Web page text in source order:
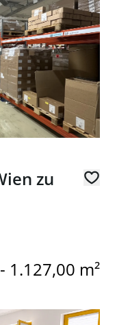
zu
1.127,00 m²
244, 1230 Wien
mit Lager